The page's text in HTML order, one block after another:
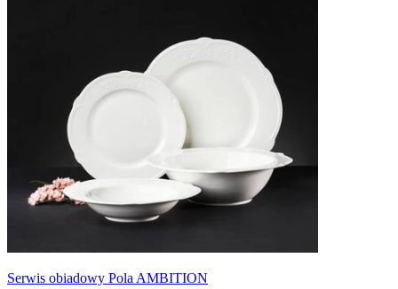
Serwis obiadowy Pola AMBITION